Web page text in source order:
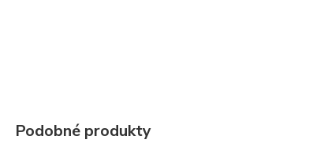
Podobné produkty